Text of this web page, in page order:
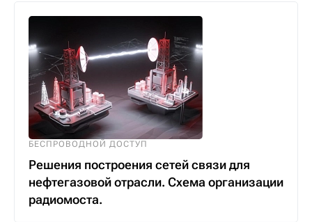
БЕСПРОВОДНОЙ ДОСТУП
Решения построения сетей связи для
нефтегазовой отрасли. Схема организации
радиомоста.